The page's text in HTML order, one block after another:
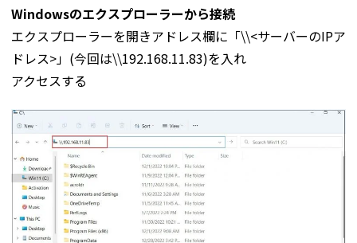
Windowsのエクスプローラーから接続
エクスプローラーを開きアドレス欄に「\\<サーバーのIPア
ドレス>」(今回は\\192.168.11.83)を入れ
アクセスする